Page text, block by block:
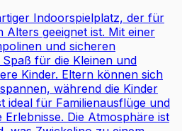
Indoorspielplatz, der für
Alters geeignet ist. Mit einer
und sicheren
für die Kleinen und
Kinder. Eltern können sich
während die Kinder
ideal für Familienausflüge und
Die Atmosphäre ist